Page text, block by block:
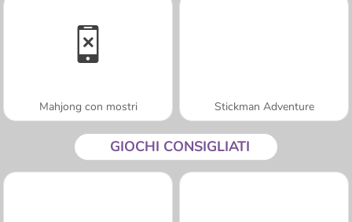
Mahjong con mostri Stickman Adventure
GIOCHI CONSIGLIATI